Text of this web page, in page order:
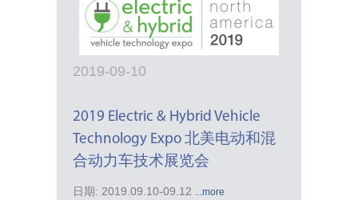
2019-09-10
2019 Electric & Hybrid Vehicle
Technology Expo 北美电动和混
合动力车技术展览会
日期: 2019.09.10-09.12 ...more